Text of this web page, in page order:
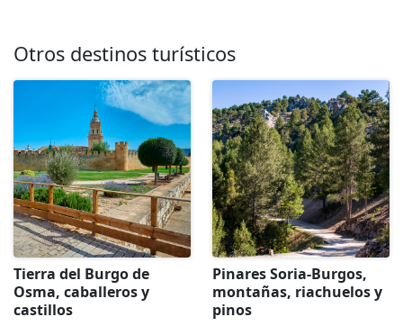
Otros destinos turísticos
Tierra del Burgo de
Osma, caballeros y
castillos
Pinares Soria-Burgos,
montañas, riachuelos y
pinos